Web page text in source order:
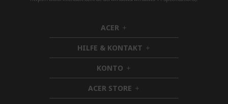
ACER h
i
d
d
e
n
HILFE & KONTAKT h
i
d
n
KONTO h
i
d
d
ACER STORE h
i